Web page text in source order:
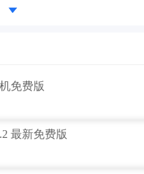
免费版
最新免费版